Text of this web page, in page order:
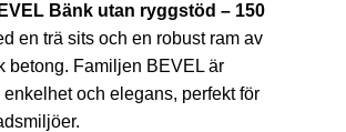
Bänk utan ryggstöd – 150
en trä sits och en robust ram av
betong. Familjen BEVEL är
enkelhet och elegans, perfekt för